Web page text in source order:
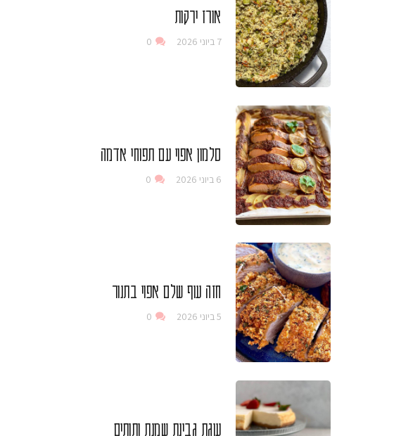
אורז ירקות
7 ביוני 2026 0
סלמון אפוי עם תפוחי אדמה
6 ביוני 2026 0
חזה עוף שלם אפוי בתנור
5 ביוני 2026 0
עוגת גבינת שמנת ותותים